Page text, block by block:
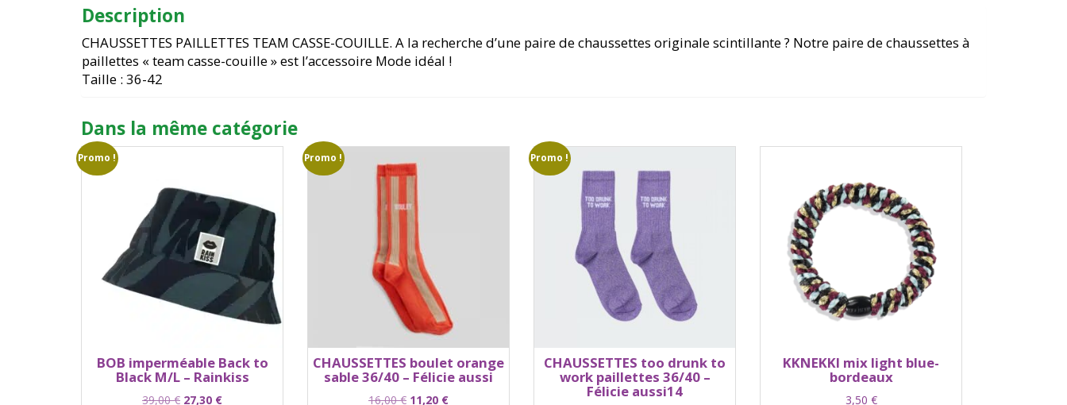
Description
CHAUSSETTES PAILLETTES TEAM CASSE-COUILLE. A la recherche d’une paire de chaussettes originale scintillante ? Notre paire de chaussettes à
paillettes « team casse-couille » est l’accessoire Mode idéal !
Taille : 36-42
Dans la même catégorie
Promo !
BOB imperméable Back to
Black M/L – Rainkiss
39,00€ Le
27,30 €Le
Promo !
CHAUSSETTES boulet orange
sable 36/40 – Félicie aussi
16,00€ Le
11,20 €Le
Promo !
CHAUSSETTES too drunk to
work paillettes 36/40 –
Félicie aussi14
KKNEKKI mix light blue-
bordeaux
3,50 €